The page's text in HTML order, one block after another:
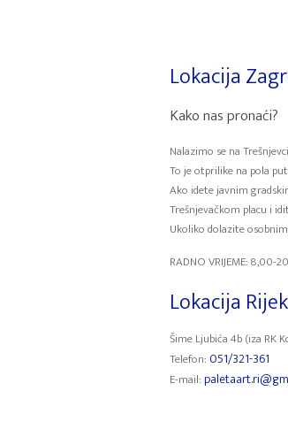
Lokacija
Kako nas pronaći?
Nalazimo se na
To je otprilike na pola
Ako idete javnim
Trešnjevačkom placu i
Ukoliko dolazite
RADNO VRIJEME:
Lokacija
Šime Ljubića 4b (iza RK
Telefon: 051/321-361
E-mail: